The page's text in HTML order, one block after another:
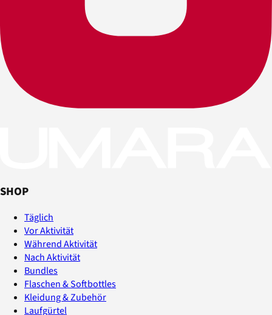
SHOP
Täglich
Vor Aktivität
Während Aktivität
Nach Aktivität
Bundles
Flaschen & Softbottles
Kleidung & Zubehör
Laufgürtel